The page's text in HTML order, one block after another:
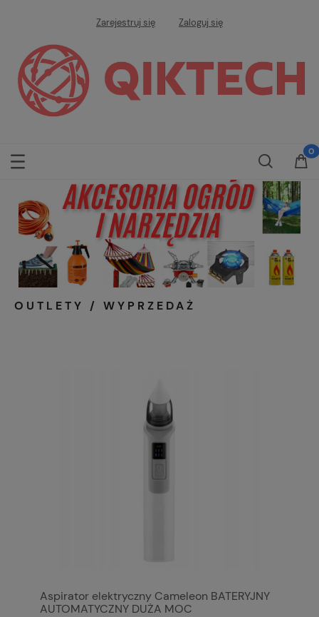
Zarejestruj się Zaloguj się
OUTLETY / WYPRZEDAŻ
Aspirator elektryczny Cameleon BATERYJNY
AUTOMATYCZNY DUŻA MOC